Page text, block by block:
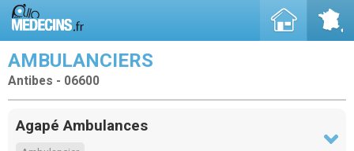
AMBULANCIERS
Antibes - 06600
Agapé Ambulances